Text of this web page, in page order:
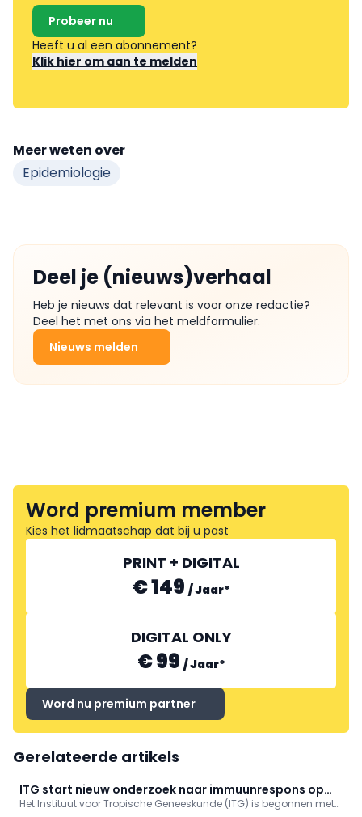
Probeer nu
Heeft u al een abonnement?
Klik hier om aan te melden
Meer weten over
Epidemiologie
Deel je (nieuws)verhaal
Heb je nieuws dat relevant is voor onze redactie?
Deel het met ons via het meldformulier.
Nieuws melden
Word premium member
Kies het lidmaatschap dat bij u past
PRINT + DIGITAL
€ 149 /Jaar*
DIGITAL ONLY
€ 99 /Jaar*
Word nu premium partner
Gerelateerde artikels
ITG start nieuw onderzoek naar immuunrespons op
ebolavariant
Het Instituut voor Tropische Geneeskunde (ITG) is begonnen met